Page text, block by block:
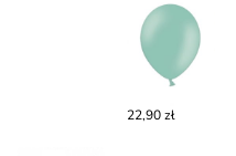
22,90 zł